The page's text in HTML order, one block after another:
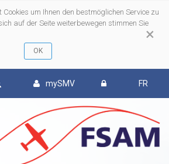
×
Cookies um Ihnen den bestmöglichen Service zu
auf der Seite weiterbewegen stimmen Sie
mySMV FR